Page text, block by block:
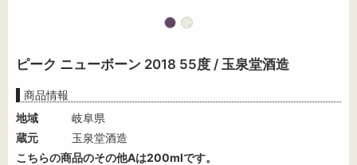
ピーク ニューボーン 2018 55度 / 玉泉堂酒造
商品情報
地域
岐阜県
蔵元
玉泉堂酒造
こちらの商品のその他Aは200mlです。